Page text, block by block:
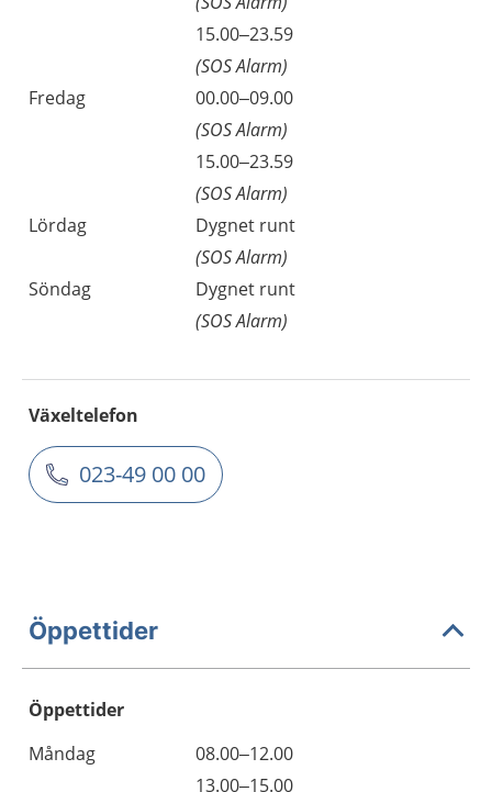
15.00–23.59
(SOS Alarm)
Fredag
00.00–09.00
(SOS Alarm)
15.00–23.59
(SOS Alarm)
Lördag
Dygnet runt
(SOS Alarm)
Söndag
Dygnet runt
(SOS Alarm)
Växeltelefon
023-49 00 00
Öppettider
Öppettider
Dag
Öppettider
Kommentarer
Måndag
08.00–12.00
13.00–15.00